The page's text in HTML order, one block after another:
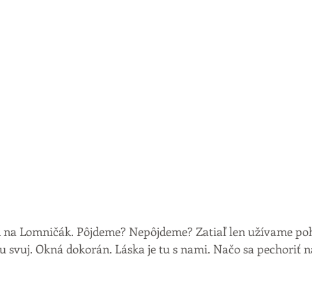
Lomničák. Pôjdeme? Nepôjdeme? Zatiaľ len užívame
svuj. Okná dokorán. Láska je tu s nami. Načo sa pechoriť